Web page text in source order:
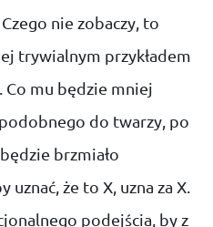
nie zobaczy, to
trywialnym przykładem
Co mu będzie mniej
do twarzy, po
brzmiało
uznać, że to X, uzna za X.
podejścia, by z